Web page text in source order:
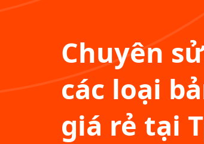
Chuyên
các loại
giá rẻ tại